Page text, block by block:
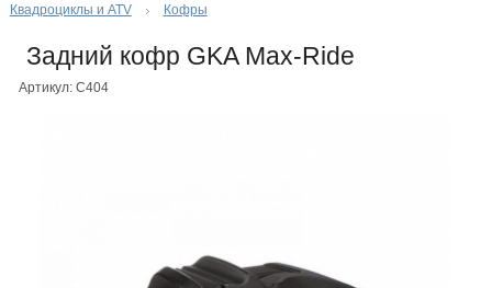
Квадроциклы и ATV Кофры
Задний кофр GKA Max-Ride
Артикул: С404